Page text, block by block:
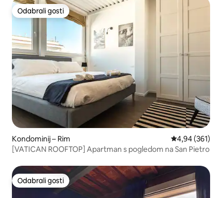
Odabrali gosti
Odabrali gosti
Kondominij – Rim Prosječna
4,94 (361)
[VATICAN ROOFTOP] Apartman s pogledom na San Pietro
Odabrali gosti
Odabrali gosti